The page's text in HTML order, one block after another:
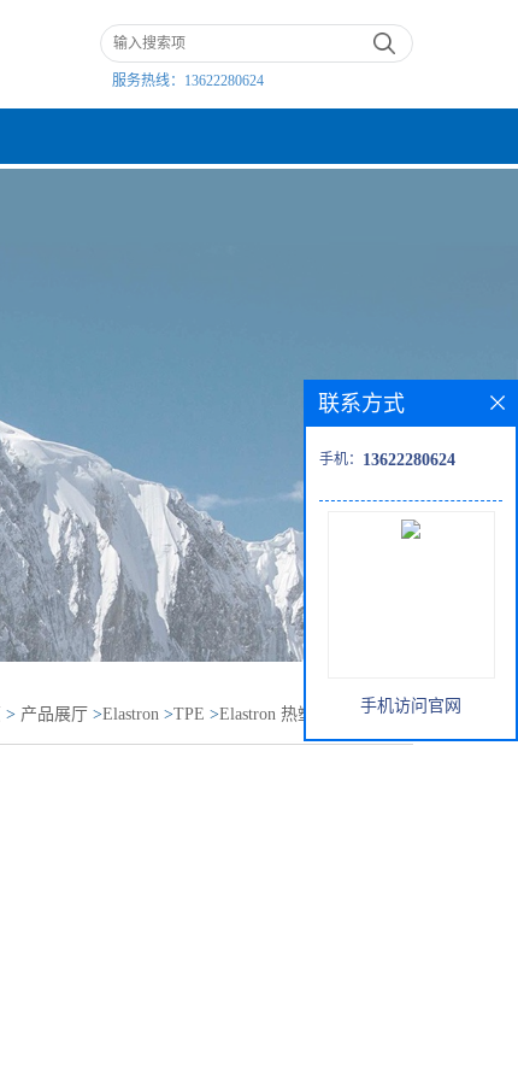
服务热线： 13622280624
> 产品展厅 >Elastron >TPE >Elastron 热塑性弹性体
联系方式
手机： 13622280624
手机访问官网